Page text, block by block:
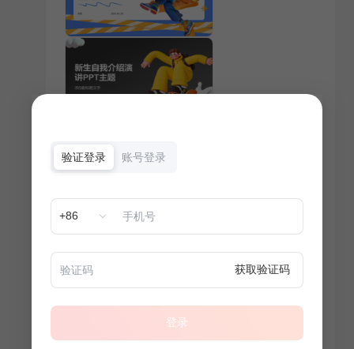
验证登录 账号登录
+86
获取验证码
登录